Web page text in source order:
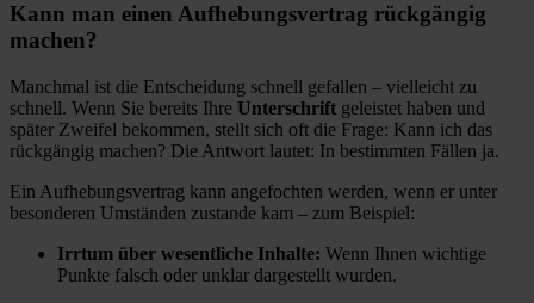
Kann man einen Aufhebungsvertrag rückgängig
machen?
Manchmal ist die Entscheidung schnell gefallen – vielleicht zu
schnell. Wenn Sie bereits Ihre Unterschrift geleistet haben und
später Zweifel bekommen, stellt sich oft die Frage: Kann ich das
rückgängig machen? Die Antwort lautet: In bestimmten Fällen ja.
Ein Aufhebungsvertrag kann angefochten werden, wenn er unter
besonderen Umständen zustande kam – zum Beispiel:
Irrtum über wesentliche Inhalte: Wenn Ihnen wichtige
Punkte falsch oder unklar dargestellt wurden.